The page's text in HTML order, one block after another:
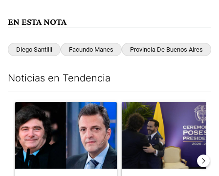
EN ESTA NOTA
Diego Santilli Facundo Manes Provincia De Buenos Aires
Noticias en Tendencia
Un artículo de tendencia con el título "Los gobernadores
Un artículo de tendencia con